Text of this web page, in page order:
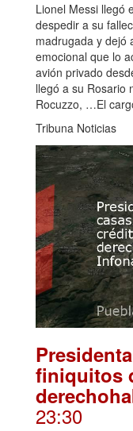
Lionel Messi llegó
despedir a su
madrugada y dejó
emocional que lo
avión privado
llegó a su Rosario
Rocuzzo, …El
Tribuna Noticias
finiquitos
23:30